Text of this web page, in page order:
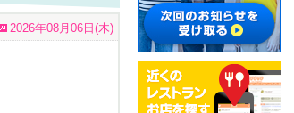
2026年08月06日(木)